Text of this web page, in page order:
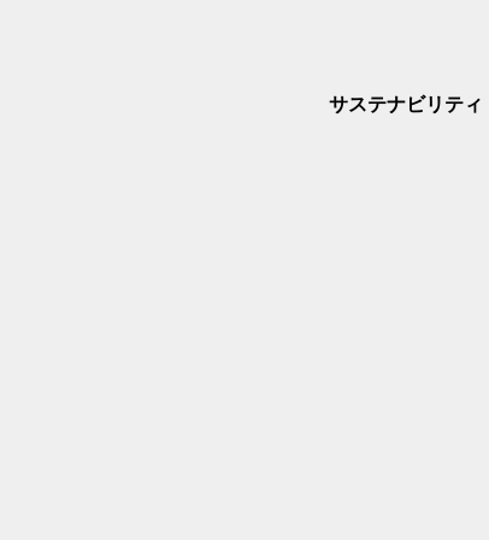
サステナビリティ